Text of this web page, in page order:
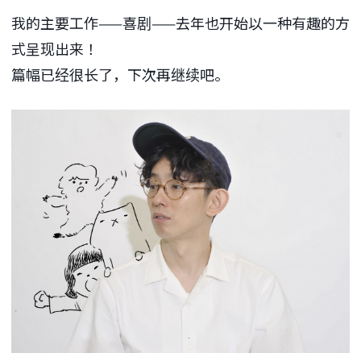
我的主要工作——喜剧——去年也开始以一种有趣的方
式呈现出来！
篇幅已经很长了，下次再继续吧。